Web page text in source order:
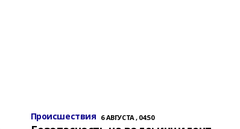
Происшествия 6 АВГУСТА , 04:50